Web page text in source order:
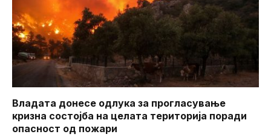
Владата донесе одлука за прогласување
кризна состојба на целата територија поради
опасност од пожари